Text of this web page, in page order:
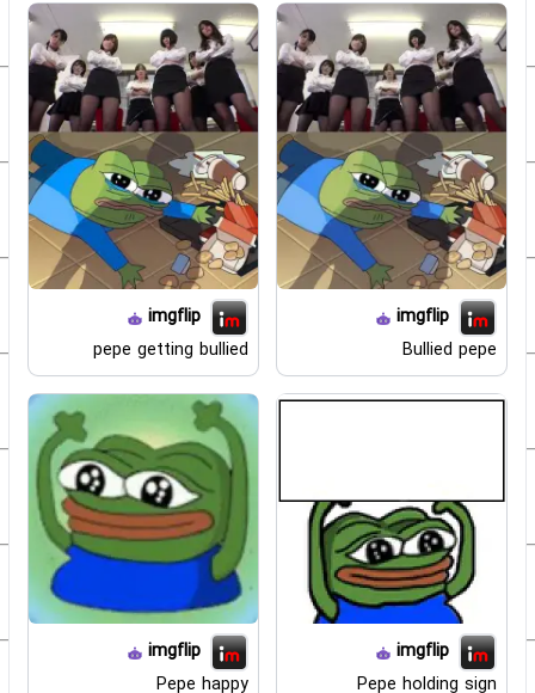
imgflip
Bullied pepe
imgflip
pepe getting bullied
imgflip
Pepe holding sign
imgflip
Pepe happy